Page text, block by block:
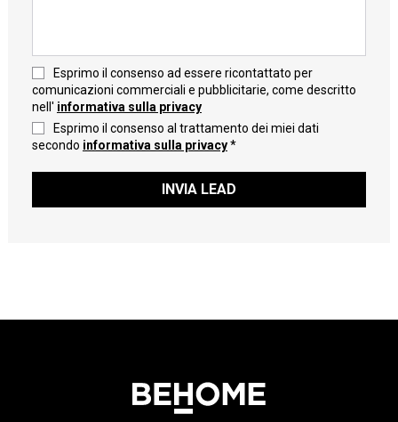
Esprimo il consenso ad essere ricontattato per
comunicazioni commerciali e pubblicitarie, come descritto
nell' informativa sulla privacy
Esprimo il consenso al trattamento dei miei dati
secondo informativa sulla privacy*
INVIA LEAD